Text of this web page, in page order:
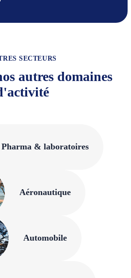
SECTEURS
autres domaines
Pharma & laboratoires
Aéronautique
Automobile